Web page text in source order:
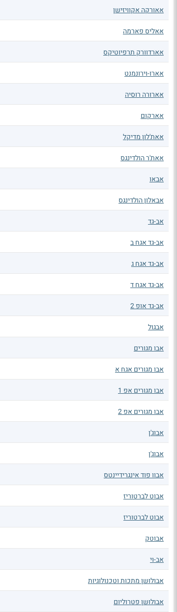
אאורקה אקוויזישן
אאליס פארמה
אארדוורק תרפיוטיקס
אארו-וירונמנט
אארורה רוסיה
אארקום
אאת'לון מדיקל
אאת'ר הולדינגס
אבאו
אבאלון הולדינגס
אב-גד
אב-גד אגח ב
אב-גד אגח ג
אב-גד אגח ד
אב-גד אופ 2
אבגול
אבו מגורים
אבו מגורים אגח א
אבו מגורים אפ 1
אבו מגורים אפ 2
אבוג'ן
אבוג'ן
אבוו פוד אינגרידיינטס
אבוט לברטוריז
אבוט לברטוריז
אבוטק
אב-וי
אבולושן מתכות וטכנולוגיות
אבולושן פטרוליום